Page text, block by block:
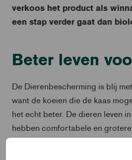
verkoos het product als
een stap verder gaat dan
Beter leven
De Dierenbescherming is blij
want de koeien die de kaas
het echt beter. De dieren leven
hebben comfortabele en
drink- en voederplaatsen zodat